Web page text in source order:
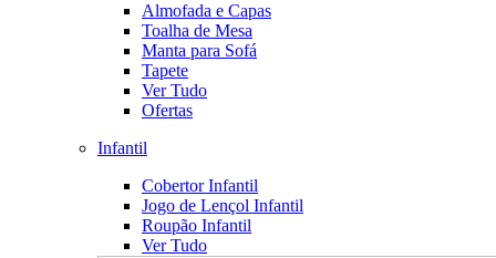
Almofada e Capas
Toalha de Mesa
Manta para Sofá
Tapete
Ver Tudo
Ofertas
Infantil
Cobertor Infantil
Jogo de Lençol Infantil
Roupão Infantil
Ver Tudo